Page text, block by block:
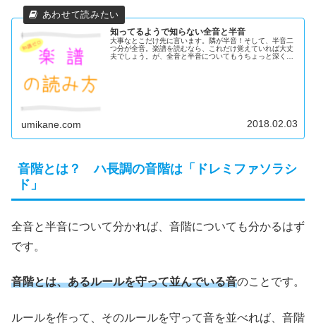
知ってるようで知らない全音と半音
大事なとこだけ先に言います。隣が半音！そして、半音二
つ分が全音。楽譜を読むなら、これだけ覚えていれば大丈
夫でしょう。が、全音と半音についてもうちょっと深く考
umikane.com 2018.02.03
音階とは？ ハ長調の音階は「ドレミファソラシ
ド」
全音と半音について分かれば、音階についても分かるはず
です。
音階とは、あるルールを守って並んでいる音のことです。
ルールを作って、そのルールを守って音を並べれば、音階